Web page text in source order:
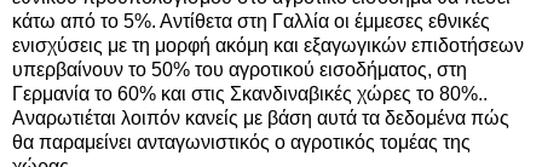
κάτω από το 5%. Αντίθετα στη Γαλλία οι έμμεσες εθνικές
ενισχύσεις με τη μορφή ακόμη και εξαγωγικών επιδοτήσεων
υπερβαίνουν το 50% του αγροτικού εισοδήματος, στη
Γερμανία το 60% και στις Σκανδιναβικές χώρες το 80%..
Αναρωτιέται λοιπόν κανείς με βάση αυτά τα δεδομένα πώς
θα παραμείνει ανταγωνιστικός ο αγροτικός τομέας της